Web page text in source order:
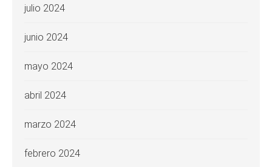
julio 2024
junio 2024
mayo 2024
abril 2024
marzo 2024
febrero 2024